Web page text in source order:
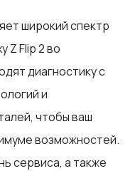
широкий спектр
Z Flip 2 во
диагностику с
и
чтобы ваш
возможностей.
сервиса, а также